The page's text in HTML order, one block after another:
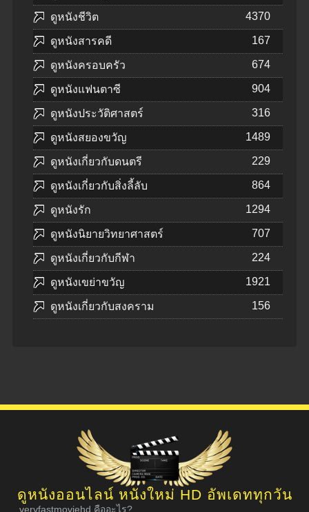
ดูหนังชีวิต 4370
ดูหนังสารคดี 167
ดูหนังครอบครัว 674
ดูหนังแฟนตาซี 904
ดูหนังประวัติศาสตร์ 316
ดูหนังสยองขวัญ 1489
ดูหนังเกี่ยวกับดนตรี 229
ดูหนังเกี่ยวกับสิ่งลี้ลับ 864
ดูหนังรัก 1294
ดูหนังนิยายวิทยาศาสตร์ 707
ดูหนังเกี่ยวกับกีฬา 224
ดูหนังเขย่าขวัญ 1921
ดูหนังเกี่ยวกับสงคราม 156
ดูหนังออนไลน์ หนังใหม่ HD อัพเดททุกวัน
veryfastmoviehd คืออะไร?